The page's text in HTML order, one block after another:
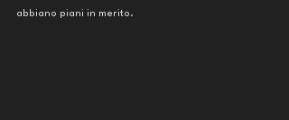
abbiano piani in merito.